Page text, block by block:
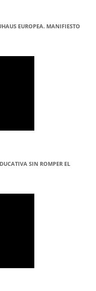
EUROPEA. MANIFIESTO
SIN ROMPER EL